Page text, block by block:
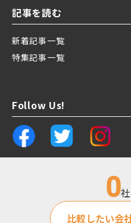
0
比較したい会
記事を読む
新着記事一覧
特集記事一覧
Follow Us!